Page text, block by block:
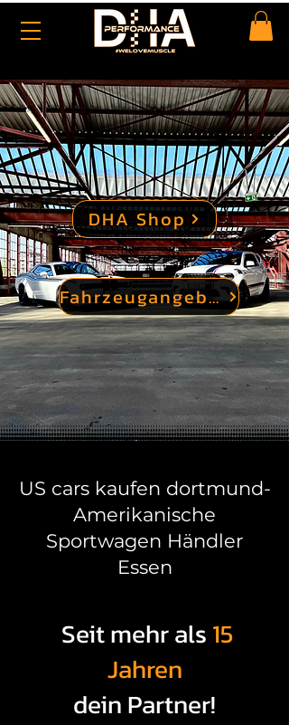
DHA Shop
Fahrzeugangebote
US cars kaufen dortmund-
Amerikanische
Sportwagen Händler
Essen
Seit mehr als15
Jahren
dein Partner!